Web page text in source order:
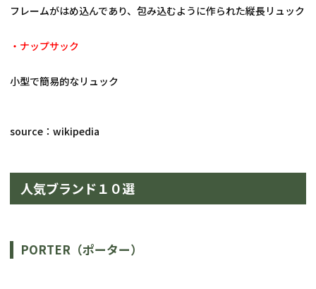
フレームがはめ込んであり、包み込むように作られた縦長リュック
・ナップサック
小型で簡易的なリュック
source：wikipedia
人気ブランド１０選
PORTER（ポーター）